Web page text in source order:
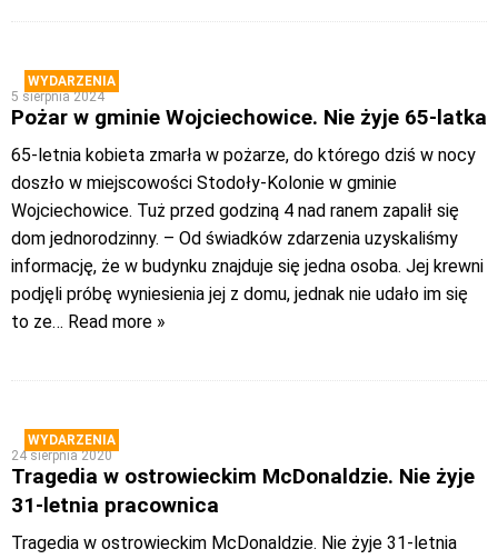
WYDARZENIA
5 sierpnia 2024
Pożar w gminie Wojciechowice. Nie żyje 65-latka
65-letnia kobieta zmarła w pożarze, do którego dziś w nocy
doszło w miejscowości Stodoły-Kolonie w gminie
Wojciechowice. Tuż przed godziną 4 nad ranem zapalił się
dom jednorodzinny. – Od świadków zdarzenia uzyskaliśmy
informację, że w budynku znajduje się jedna osoba. Jej krewni
podjęli próbę wyniesienia jej z domu, jednak nie udało im się
to ze… Read more »
WYDARZENIA
24 sierpnia 2020
Tragedia w ostrowieckim McDonaldzie. Nie żyje
31-letnia pracownica
Tragedia w ostrowieckim McDonaldzie. Nie żyje 31-letnia